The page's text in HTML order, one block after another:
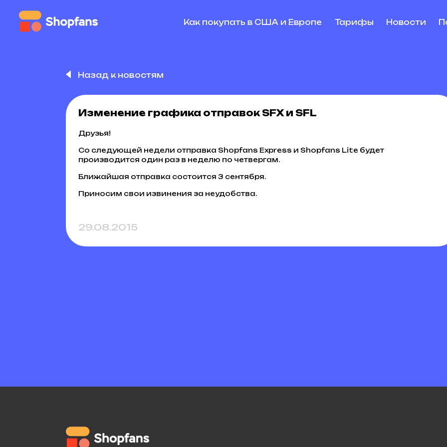
Как покупать в США и Европе Тарифы Новости
Назад к новостям
Изменение графика отправок SFX и SFL
Друзья!
Со следующей недели отправка Shopfans Express и Shopfans Lite будет
производится один раз в неделю по четвергам.
Ближайшая отправка состоится 3 сентября.
Приносим свои извинения за неудобства.
29.08.2015